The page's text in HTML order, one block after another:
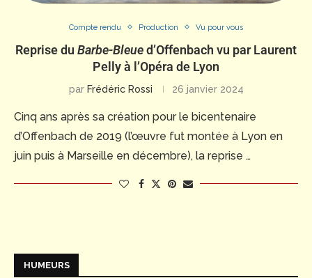
Compte rendu Production Vu pour vous
Reprise du Barbe-Bleued’Offenbach vu par Laurent
Pelly à l’Opéra de Lyon
par Frédéric Rossi 26 janvier 2024
Cinq ans après sa création pour le bicentenaire
d’Offenbach de 2019 (l’œuvre fut montée à Lyon en
juin puis à Marseille en décembre), la reprise …
HUMEURS